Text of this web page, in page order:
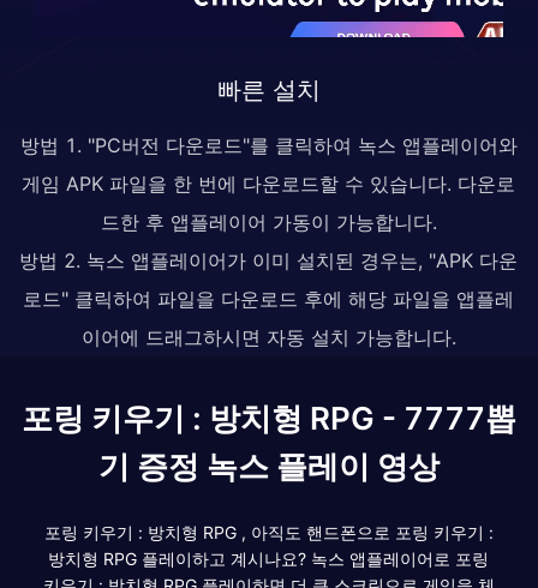
빠른 설치
방법 1. "PC버전 다운로드"를 클릭하여 녹스 앱플레이어와
게임 APK 파일을 한 번에 다운로드할 수 있습니다. 다운로
드한 후 앱플레이어 가동이 가능합니다.
방법 2. 녹스 앱플레이어가 이미 설치된 경우는, "APK 다운
로드" 클릭하여 파일을 다운로드 후에 해당 파일을 앱플레
이어에 드래그하시면 자동 설치 가능합니다.
포링 키우기 : 방치형 RPG - 7777뽑
기 증정 녹스 플레이 영상
포링 키우기 : 방치형 RPG , 아직도 핸드폰으로 포링 키우기 :
방치형 RPG 플레이하고 계시나요? 녹스 앱플레이어로 포링